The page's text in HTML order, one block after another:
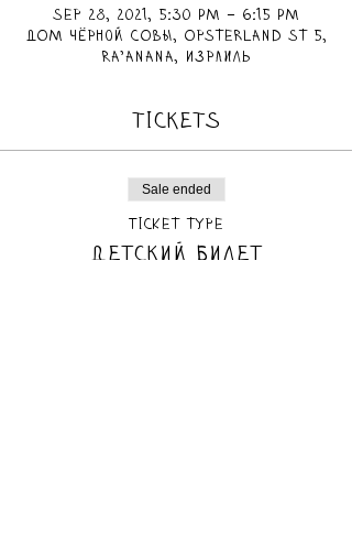
Sep 28, 2021, 5:30 PM – 6:15 PM
ДОМ чёрной СОВЫ, Opsterland St 5,
Ra'anana, Израиль
TICKETS
Sale ended
Ticket type
Детский билет